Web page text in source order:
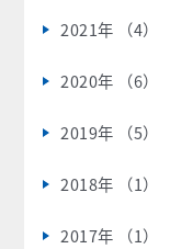
2021年 （4）
2020年 （6）
2019年 （5）
2018年 （1）
2017年 （1）